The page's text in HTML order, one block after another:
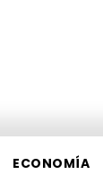
ECONOMÍA